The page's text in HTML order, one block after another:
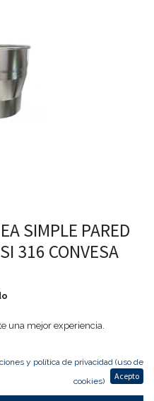
SIMPLE PARED
316 CONVESA
una mejor experiencia.
y política de privacidad (uso de
cookies)
Acepto